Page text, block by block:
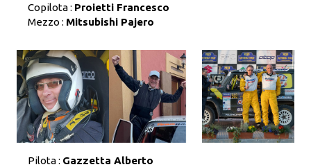
Copilota : Proietti Francesco
Mezzo : Mitsubishi Pajero
Pilota : Gazzetta Alberto